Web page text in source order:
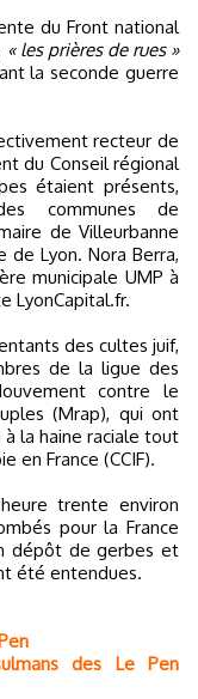
du Front national
« les prières de rues »
la seconde guerre
recteur de
du Conseil régional
étaient présents,
communes de
de Villeurbanne
de Lyon. Nora Berra,
municipale UMP à
LyonCapital.fr.
des cultes juif,
de la ligue des
contre le
(Mrap), qui ont
la haine raciale tout
en France (CCIF).
trente environ
pour la France
dépôt de gerbes et
été entendues.
des Le Pen